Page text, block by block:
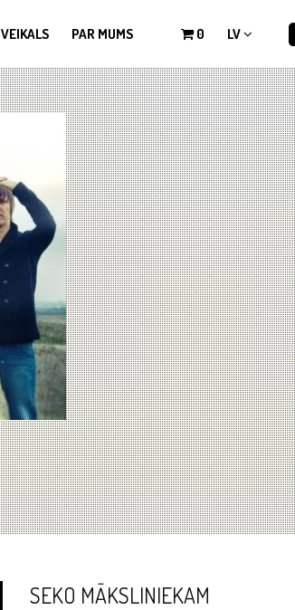
VEIKALS PAR MUMS 0 LV
SEKO MĀKSLINIEKAM